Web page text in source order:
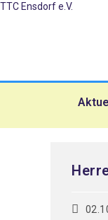
TTC Ensdorf e.V.